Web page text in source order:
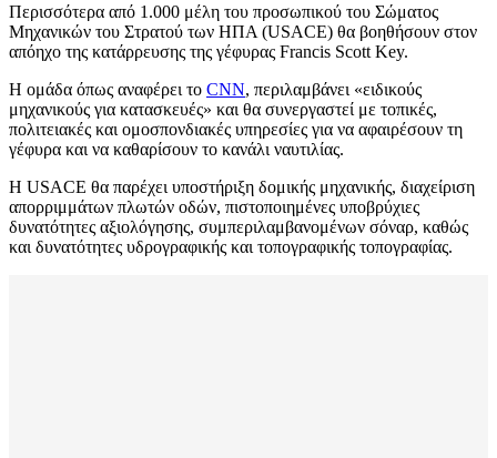
Περισσότερα από 1.000 μέλη του προσωπικού του Σώματος
Μηχανικών του Στρατού των ΗΠΑ (USACE) θα βοηθήσουν στον
απόηχο της κατάρρευσης της γέφυρας Francis Scott Key.
Η ομάδα όπως αναφέρει το CNN, περιλαμβάνει «ειδικούς
μηχανικούς για κατασκευές» και θα συνεργαστεί με τοπικές,
πολιτειακές και ομοσπονδιακές υπηρεσίες για να αφαιρέσουν τη
γέφυρα και να καθαρίσουν το κανάλι ναυτιλίας.
Η USACE θα παρέχει υποστήριξη δομικής μηχανικής, διαχείριση
απορριμμάτων πλωτών οδών, πιστοποιημένες υποβρύχιες
δυνατότητες αξιολόγησης, συμπεριλαμβανομένων σόναρ, καθώς
και δυνατότητες υδρογραφικής και τοπογραφικής τοπογραφίας.